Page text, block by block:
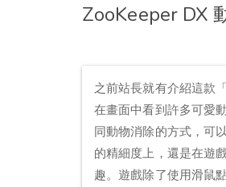
ZooKeeper DX
之前站長就有介紹這款
在畫面中看到許多可愛
同動物消除的方式，可
的精細度上，還是在遊
趣。遊戲除了使用滑鼠